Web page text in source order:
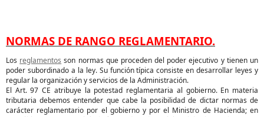
NORMAS DE RANGO REGLAMENTARIO.
Los reglamentos son normas que proceden del poder ejecutivo y tienen un
poder subordinado a la ley. Su función típica consiste en desarrollar leyes y
regular la organización y servicios de la Administración.
El Art. 97 CE atribuye la potestad reglamentaria al gobierno. En materia
tributaria debemos entender que cabe la posibilidad de dictar normas de
carácter reglamentario por el gobierno y por el Ministro de Hacienda; en